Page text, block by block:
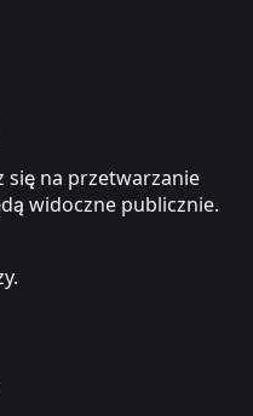
się na przetwarzanie
widoczne publicznie.